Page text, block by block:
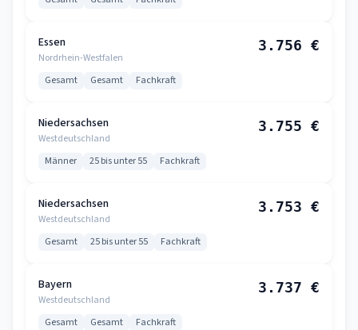
Essen
Nordrhein-Westfalen
3.756 €
Gesamt Gesamt Fachkraft
Niedersachsen
Westdeutschland
3.755 €
Männer 25 bis unter 55 Fachkraft
Niedersachsen
Westdeutschland
3.753 €
Gesamt 25 bis unter 55 Fachkraft
Bayern
Westdeutschland
3.737 €
Gesamt Gesamt Fachkraft